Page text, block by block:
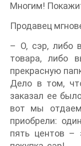
Многим!
Продавец
– О, сэр, либо
товара, либо
прекрасную
Дело в том,
заказал ее
вот мы
приобрели:
пять центов –